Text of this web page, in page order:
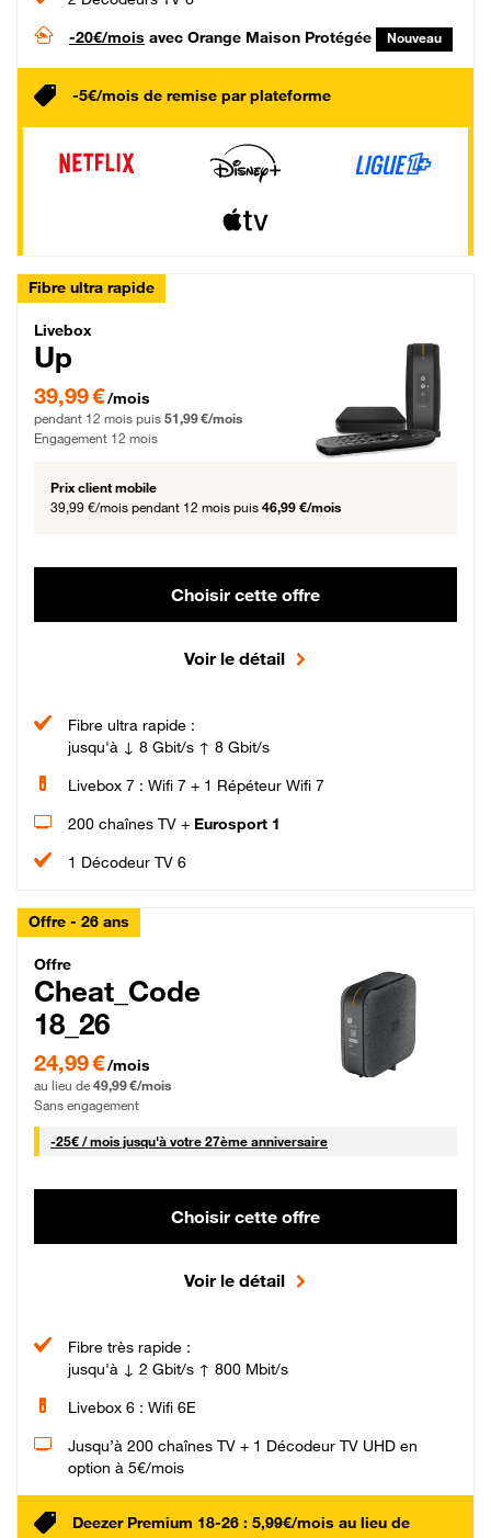
-20€/mois avec Orange Maison Protégée Nouveau
-5€/mois de remise par plateforme
Fibre ultra rapide
Livebox Up Fibre
Livebox
Up
39,99 € par mois pendant 12 mois puis 51,99 € par mois, Engagement 12 mois
39,99 €/mois
pendant 12 mois puis 51,99 €/mois
Engagement 12 mois
Prix client mobile
39,99 €/mois pendant 12 mois puis 46,99 €/mois
Choisir cette offre
Voir le détail
Fibre ultra rapide :
jusqu'à ↓ 8 Gbit/s ↑ 8 Gbit/s
Livebox 7 : Wifi 7 + 1 Répéteur Wifi 7
200 chaînes TV + Eurosport 1
1 Décodeur TV 6
Offre - 26 ans
Cheat_Code Fibre_18_26
Offre
Cheat_Code
18_26
24,99 € par mois pendant 0 mois puis 49,99 € par mois, Sans engagement
24,99 €/mois
au lieu de 49,99 €/mois
Sans engagement
-25€ / mois25 € par mois
jusqu'à votre 27ème anniversaire
Choisir cette offre
Voir le détail
Fibre très rapide :
jusqu'à ↓ 2 Gbit/s ↑ 800 Mbit/s
Livebox 6 : Wifi 6E
Jusqu’à 200 chaînes TV + 1 Décodeur TV UHD en
option à 5€/mois
Deezer Premium 18-26 : 5,99€/mois au lieu de